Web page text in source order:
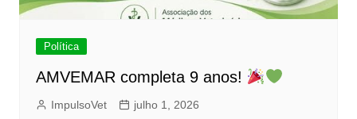
Política
AMVEMAR completa 9 anos!
ImpulsoVet julho 1, 2026